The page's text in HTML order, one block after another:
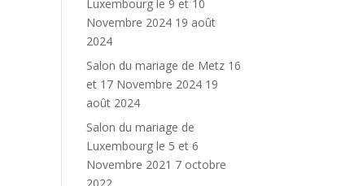
Luxembourg le 9 et 10
Novembre 2024 19 août
2024
Salon du mariage de Metz 16
et 17 Novembre 2024 19
août 2024
Salon du mariage de
Luxembourg le 5 et 6
Novembre 2021 7 octobre